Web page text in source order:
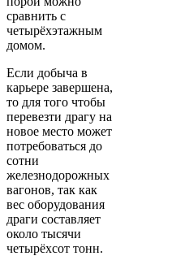
сравнить с
четырёхэтажным
домом.
Если добыча в
карьере завершена,
то для того чтобы
перевезти драгу на
новое место может
потребоваться до
сотни
железнодорожных
вагонов, так как
вес оборудования
драги составляет
около тысячи
четырёхсот тонн.